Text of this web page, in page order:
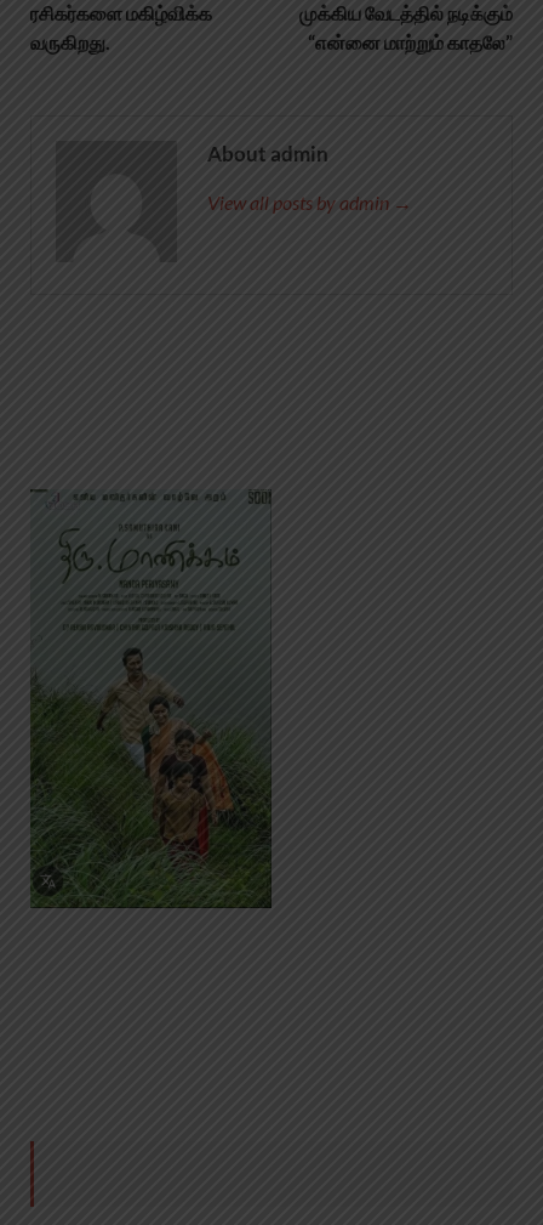
ரசிகர்களை மகிழ்விக்க
வருகிறது.
முக்கிய வேடத்தில் நடிக்கும்
“என்னை மாற்றும் காதலே”
About admin
View all posts by admin →